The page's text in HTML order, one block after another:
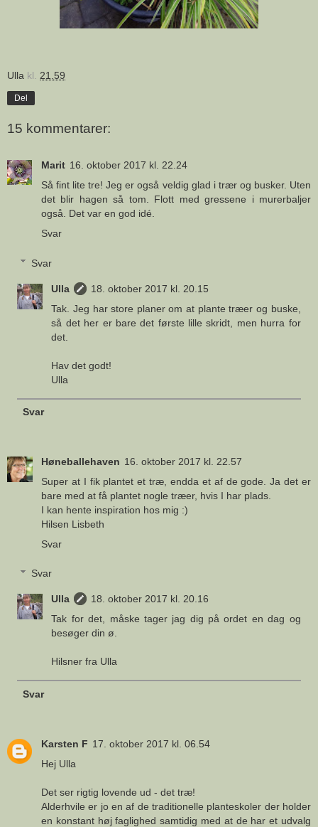
Ulla kl. 21.59
Del
15 kommentarer:
Marit 16. oktober 2017 kl. 22.24
Så fint lite tre! Jeg er også veldig glad i trær og busker. Uten
det blir hagen så tom. Flott med gressene i murerbaljer
også. Det var en god idé.
Svar
Svar
Ulla
18. oktober 2017 kl. 20.15
Tak. Jeg har store planer om at plante træer og buske,
så det her er bare det første lille skridt, men hurra for
det.
Hav det godt!
Ulla
Svar
Høneballehaven 16. oktober 2017 kl. 22.57
Super at I fik plantet et træ, endda et af de gode. Ja det er
bare med at få plantet nogle træer, hvis I har plads.
I kan hente inspiration hos mig :)
Hilsen Lisbeth
Svar
Svar
Ulla
18. oktober 2017 kl. 20.16
Tak for det, måske tager jag dig på ordet en dag og
besøger din ø.
Hilsner fra Ulla
Svar
Karsten F 17. oktober 2017 kl. 06.54
Hej Ulla
Det ser rigtig lovende ud - det træ!
Alderhvile er jo en af de traditionelle planteskoler der holder
en konstant høj faglighed samtidig med at de har et udvalg